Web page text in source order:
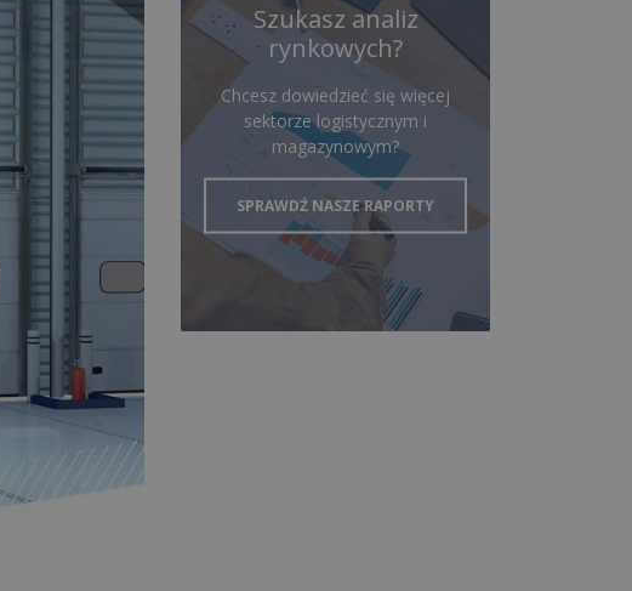
Szukasz analiz
rynkowych?
Chcesz dowiedzieć się więcej
sektorze logistycznym i
magazynowym?
SPRAWDŹ NASZE RAPORTY